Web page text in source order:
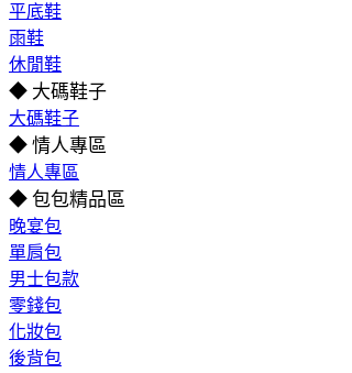
平底鞋
雨鞋
休閒鞋
◆ 大碼鞋子
大碼鞋子
◆ 情人專區
情人專區
◆ 包包精品區
晚宴包
單肩包
男士包款
零錢包
化妝包
後背包